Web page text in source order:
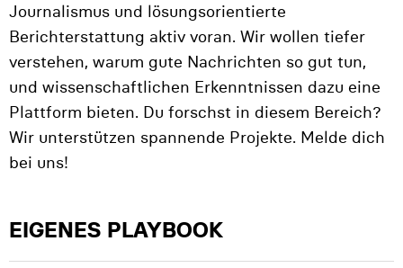
Journalismus und lösungsorientierte
Berichterstattung aktiv voran. Wir wollen tiefer
verstehen, warum gute Nachrichten so gut tun,
und wissenschaftlichen Erkenntnissen dazu eine
Plattform bieten. Du forschst in diesem Bereich?
Wir unterstützen spannende Projekte. Melde dich
bei uns!
EIGENES PLAYBOOK